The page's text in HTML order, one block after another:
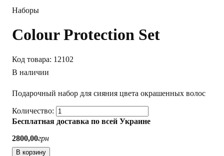
Наборы
Colour Protection Set
12102
В наличии
Подарочный набор для сияния цвета окрашенных волос
Бесплатная доставка по всей Украине
2800,00грн
В корзину